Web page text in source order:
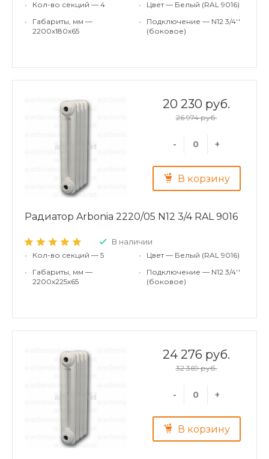
•
Кол-во секций — 4
•
Габариты, мм —
2200x180x65
•
Цвет — Белый (RAL 9016)
•
Подключение — N12 3/4''
(боковое)
20 230 руб.
26 974 руб.
- +
В корзину
Радиатор Arbonia 2220/05 N12 3/4 RAL 9016
В наличии
•
Кол-во секций — 5
•
Габариты, мм —
2200x225x65
•
Цвет — Белый (RAL 9016)
•
Подключение — N12 3/4''
(боковое)
24 276 руб.
32 369 руб.
- +
В корзину